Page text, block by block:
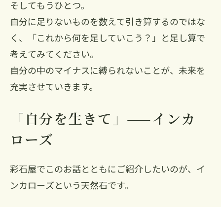
そしてもうひとつ。
自分に足りないものを数えて引き算するのではな
く、「これから何を足していこう？」と足し算で
考えてみてください。
自分の中のマイナスに縛られないことが、未来を
充実させていきます。
「自分を生きて」——インカ
ローズ
彩石屋でこのお話とともにご紹介したいのが、イ
ンカローズという天然石です。